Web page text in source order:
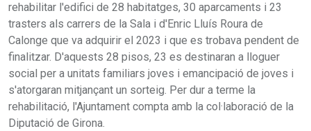
rehabilitar l'edifici de 28 habitatges, 30 aparcaments i 23
trasters als carrers de la Sala i d'Enric Lluís Roura de
Calonge que va adquirir el 2023 i que es trobava pendent de
finalitzar. D'aquests 28 pisos, 23 es destinaran a lloguer
social per a unitats familiars joves i emancipació de joves i
s'atorgaran mitjançant un sorteig. Per dur a terme la
rehabilitació, l'Ajuntament compta amb la col·laboració de la
Diputació de Girona.